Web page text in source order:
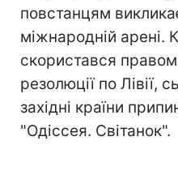
повстанцям
міжнародній арені.
скористався
резолюції по Лівії,
західні країни
"Одіссея. Світанок".